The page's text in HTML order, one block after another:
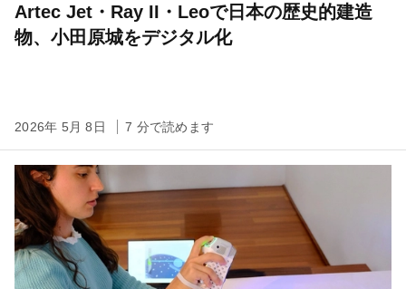
Artec Jet・Ray II・Leoで日本の歴史的建造
物、小田原城をデジタル化
2026年 5月 8日 7 分で読めます